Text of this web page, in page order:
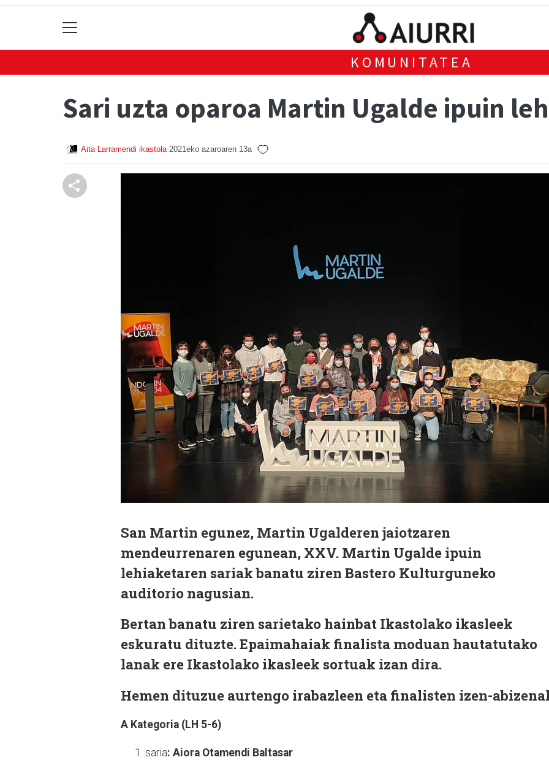
KOMUNITATEA
Sari uzta oparoa Martin Ugalde ipuin
Aita Larramendi ikastola 2021eko azaroaren 13a
San Martin egunez, Martin Ugalderen jaiotzaren
mendeurrenaren egunean, XXV. Martin Ugalde ipuin
lehiaketaren sariak banatu ziren Bastero Kulturguneko
auditorio nagusian.
Bertan banatu ziren sarietako hainbat Ikastolako ikasleek
eskuratu dituzte. Epaimahaiak finalista moduan hautatutako
lanak ere Ikastolako ikasleek sortuak izan dira.
Hemen dituzue aurtengo irabazleen eta finalisten izen-
A Kategoria (LH 5-6)
saria: Aiora Otamendi Baltasar